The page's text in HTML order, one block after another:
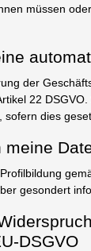
müssen
der
22
dies
meine
gesondert
DSGVO